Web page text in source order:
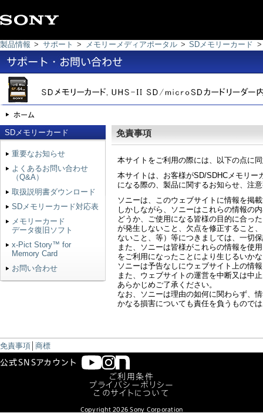
製品情報 > サポート > メモリーメディアポータル > SDメモリーカード >
免責事項
本サイトをご利用の際には、以下の点に
本サイトは、お客様がSD/SDHCメモリ
になる際の、製品に関するお知らせ、注
ソニーは、このウェブサイトに情報を掲
しかしながら、ソニーはこれらの情報の
どうか、ご使用になる皆様の目的に合っ
が発生しないこと、欠点を修正すること
ないこと、等）等につきましては、一切
また、ソニーは皆様がこれらの情報を使
をご利用になったことにより生じるいか
ソニーは予告なしにウェブサイト上の情
また、ウェブサイトの運営を中断又は中
あらかじめご了承ください。
なお、ソニーは理由の如何に関わらず、
かなる損害についても責任を負うもので
SDメモリーカード
重要なお知らせ
よくあるお問い合わせ
（Q&A）
取扱説明書ダウンロード
SDメモリーカード対応表
メモリーカード
データ復旧ソフト
x-Pict Story™ for
Memory Card
お問い合わせ
免責事項 商標
公式SNSアカウント
ご利用条件
プライバシーポリシー
このサイトについて
Copyright2026 Sony Corporation